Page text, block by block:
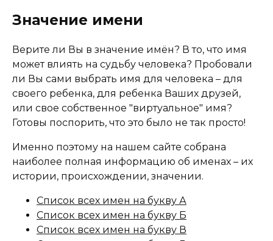
Значение имени
Верите ли Вы в значение имён? В то, что имя
может влиять на судьбу человека? Пробовали
ли Вы сами выбрать имя для человека – для
своего ребенка, для ребенка Ваших друзей,
или свое собственное "виртуальное" имя?
Готовы поспорить, что это было не так просто!
Именно поэтому на нашем сайте собрана
наиболее полная информацию об именах – их
истории, происхождении, значении.
Список всех имен на букву А
Список всех имен на букву Б
Список всех имен на букву В